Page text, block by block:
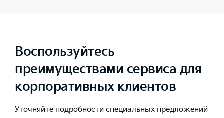
Воспользуйтесь
преимуществами сервиса для
корпоративных клиентов
Уточняйте подробности специальных предложений